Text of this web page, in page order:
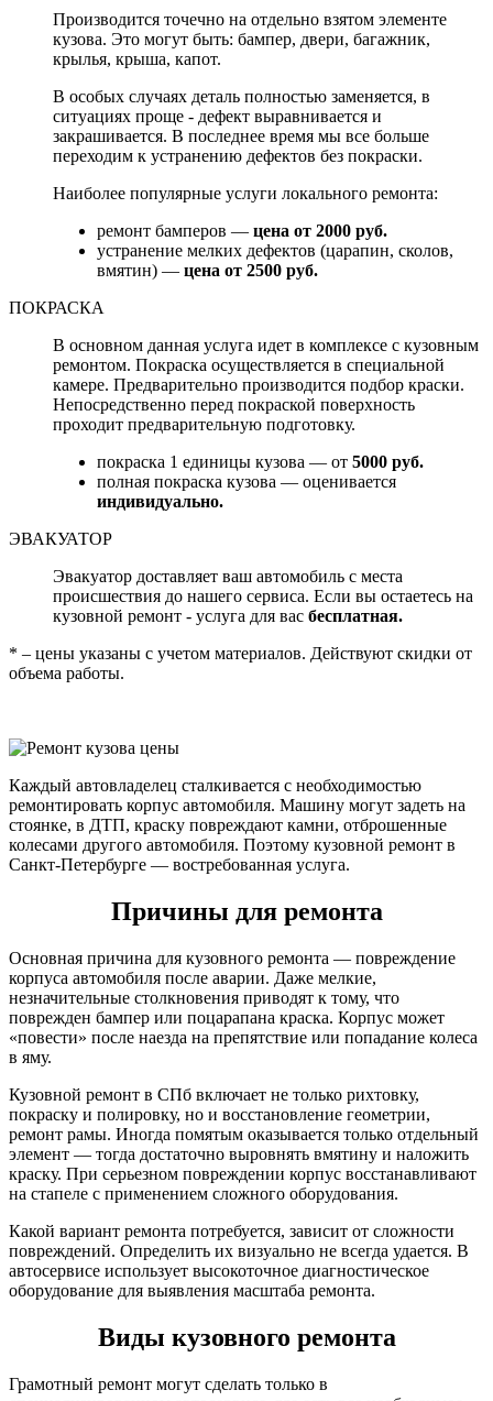
Производится точечно на отдельно взятом элементе
кузова. Это могут быть: бампер, двери, багажник,
крылья, крыша, капот.
В особых случаях деталь полностью заменяется, в
ситуациях проще - дефект выравнивается и
закрашивается. В последнее время мы все больше
переходим к устранению дефектов без покраски.
Наиболее популярные услуги локального ремонта:
ремонт бамперов — цена от 2000 руб.
устранение мелких дефектов (царапин, сколов,
вмятин) — цена от 2500 руб.
ПОКРАСКА
В основном данная услуга идет в комплексе с кузовным
ремонтом. Покраска осуществляется в специальной
камере. Предварительно производится подбор краски.
Непосредственно перед покраской поверхность
проходит предварительную подготовку.
покраска 1 единицы кузова — от 5000 руб.
полная покраска кузова — оценивается
индивидуально.
ЭВАКУАТОР
Эвакуатор доставляет ваш автомобиль с места
происшествия до нашего сервиса. Если вы остаетесь на
кузовной ремонт - услуга для вас бесплатная.
* – цены указаны с учетом материалов. Действуют скидки от
объема работы.
Каждый автовладелец сталкивается с необходимостью
ремонтировать корпус автомобиля. Машину могут задеть на
стоянке, в ДТП, краску повреждают камни, отброшенные
колесами другого автомобиля. Поэтому кузовной ремонт в
Санкт-Петербурге — востребованная услуга.
Причины для ремонта
Основная причина для кузовного ремонта — повреждение
корпуса автомобиля после аварии. Даже мелкие,
незначительные столкновения приводят к тому, что
поврежден бампер или поцарапана краска. Корпус может
«повести» после наезда на препятствие или попадание колеса
в яму.
Кузовной ремонт в СПб включает не только рихтовку,
покраску и полировку, но и восстановление геометрии,
ремонт рамы. Иногда помятым оказывается только отдельный
элемент — тогда достаточно выровнять вмятину и наложить
краску. При серьезном повреждении корпус восстанавливают
на стапеле с применением сложного оборудования.
Какой вариант ремонта потребуется, зависит от сложности
повреждений. Определить их визуально не всегда удается. В
автосервисе использует высокоточное диагностическое
оборудование для выявления масштаба ремонта.
Виды кузовного ремонта
Грамотный ремонт могут сделать только в